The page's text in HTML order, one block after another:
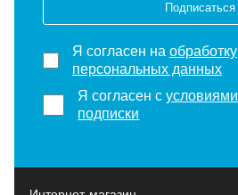
Подписаться
Я согласен на обработку
персональных данных
Я согласен сусловиями
подписки